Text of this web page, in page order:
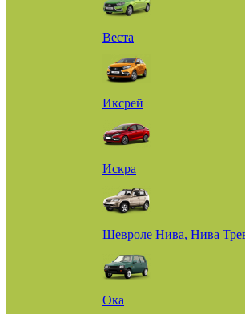
Веста
Иксрей
Искра
Шевроле Нива, Нива
Ока